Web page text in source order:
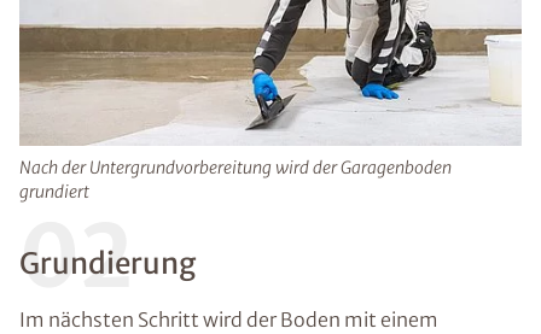
Nach der Untergrundvorbereitung wird der Garagenboden
grundiert
02
Grundierung
Im nächsten Schritt wird der Boden mit einem